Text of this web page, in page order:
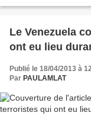
Le Venezuela
ont eu lieu
Publié le 18/04/2013 à
Par PAULAMLAT